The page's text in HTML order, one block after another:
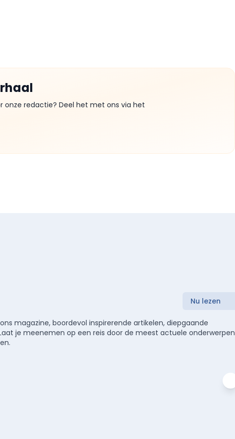
onze redactie? Deel het met ons via het
Nu lezen
magazine, boordevol inspirerende artikelen, diepgaande
je meenemen op een reis door de meest actuele onderwerpen